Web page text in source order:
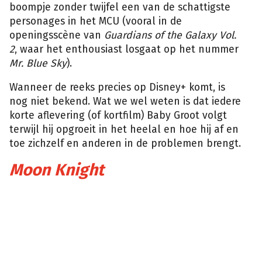
boompje zonder twijfel een van de schattigste
personages in het MCU (vooral in de
openingsscène van Guardians of the Galaxy Vol.
2, waar het enthousiast losgaat op het nummer
Mr. Blue Sky).
Wanneer de reeks precies op Disney+ komt, is
nog niet bekend. Wat we wel weten is dat iedere
korte aflevering (of kortfilm) Baby Groot volgt
terwijl hij opgroeit in het heelal en hoe hij af en
toe zichzelf en anderen in de problemen brengt.
Moon Knight